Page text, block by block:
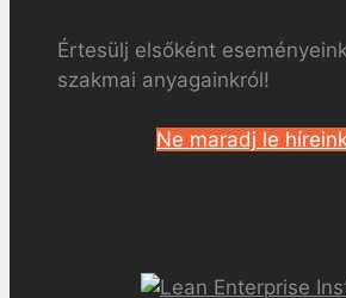
Értesülj elsőként
szakmai anyagainkról!
Ne maradj le